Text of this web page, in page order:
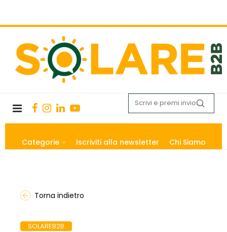
Categorie Iscriviti alla newsletter Chi Siamo
Torna indietro
SOLAREB2B